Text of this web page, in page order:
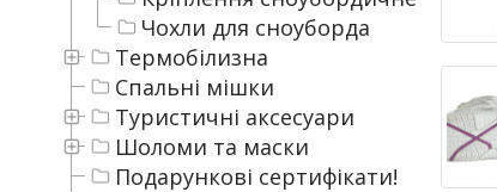
Подарункові сертифікати!
Шоломи та маски
Туристичні аксесуари
Спальні мішки
Термобілизна
Чохли для сноуборда